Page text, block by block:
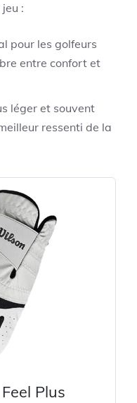
:
pour les golfeurs
entre confort et
léger et souvent
ressenti de la
Plus